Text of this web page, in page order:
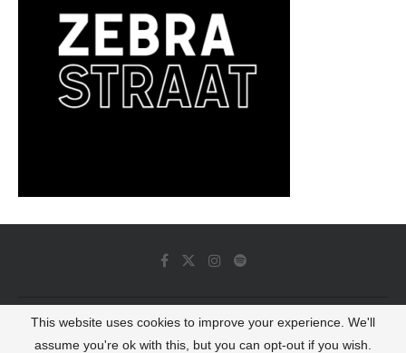
© 2022 - Luminous Dash All Rights Reserved
This website uses cookies to improve your experience. We'll
assume you're ok with this, but you can opt-out if you wish.